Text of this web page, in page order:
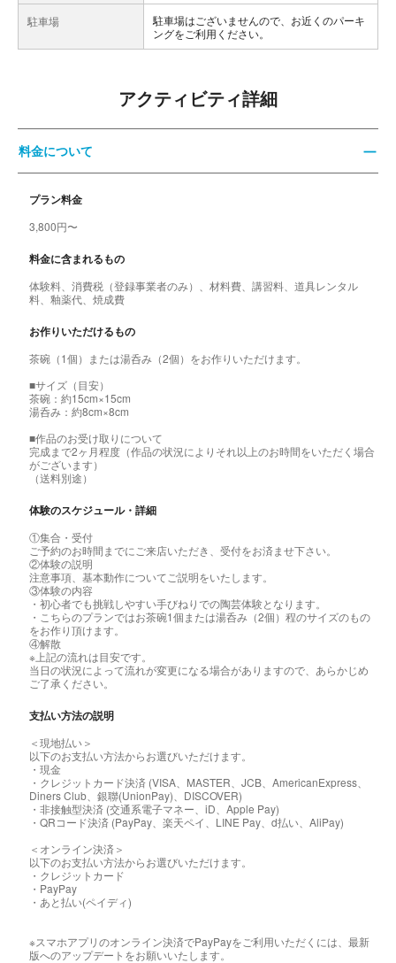
駐車場
駐車場はございませんので、お近くのパーキ
ングをご利用ください。
アクティビティ詳細
料金について
プラン料金
3,800円〜
料金に含まれるもの
体験料、消費税（登録事業者のみ）、材料費、講習料、道具レンタル
料、釉薬代、焼成費
お作りいただけるもの
茶碗（1個）または湯呑み（2個）をお作りいただけます。
■サイズ（目安）
茶碗：約15cm×15cm
湯呑み：約8cm×8cm
■作品のお受け取りについて
完成まで2ヶ月程度（作品の状況によりそれ以上のお時間をいただく場合
がございます）
（送料別途）
体験のスケジュール・詳細
①集合・受付
ご予約のお時間までにご来店いただき、受付をお済ませ下さい。
②体験の説明
注意事項、基本動作についてご説明をいたします。
③体験の内容
・初心者でも挑戦しやすい手びねりでの陶芸体験となります。
・こちらのプランではお茶碗1個または湯呑み（2個）程のサイズのもの
をお作り頂けます。
④解散
※上記の流れは目安です。
当日の状況によって流れが変更になる場合がありますので、あらかじめ
ご了承ください。
支払い方法の説明
＜現地払い＞
以下のお支払い方法からお選びいただけます。
・現金
・クレジットカード決済 (VISA、MASTER、JCB、AmericanExpress、
Diners Club、銀聯(UnionPay)、DISCOVER)
・非接触型決済 (交通系電子マネー、iD、Apple Pay)
・QRコード決済 (PayPay、楽天ペイ、LINE Pay、d払い、AliPay)
＜オンライン決済＞
以下のお支払い方法からお選びいただけます。
・クレジットカード
・PayPay
・あと払い(ペイディ)
※スマホアプリのオンライン決済でPayPayをご利用いただくには、最新
版へのアップデートをお願いいたします。